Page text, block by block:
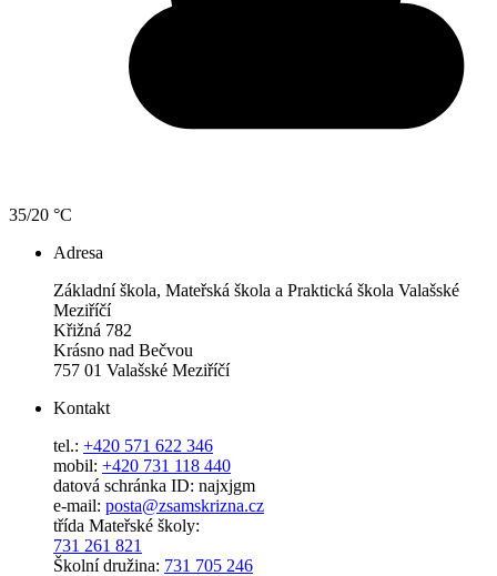
35/20 °C
Adresa
Základní škola, Mateřská škola a Praktická škola Valašské
Meziříčí
Křižná 782
Krásno nad Bečvou
757 01 Valašské Meziříčí
Kontakt
tel.: +420 571 622 346
mobil: +420 731 118 440
datová schránka ID: najxjgm
e-mail: posta@zsamskrizna.cz
třída Mateřské školy:
731 261 821
Školní družina: 731 705 246